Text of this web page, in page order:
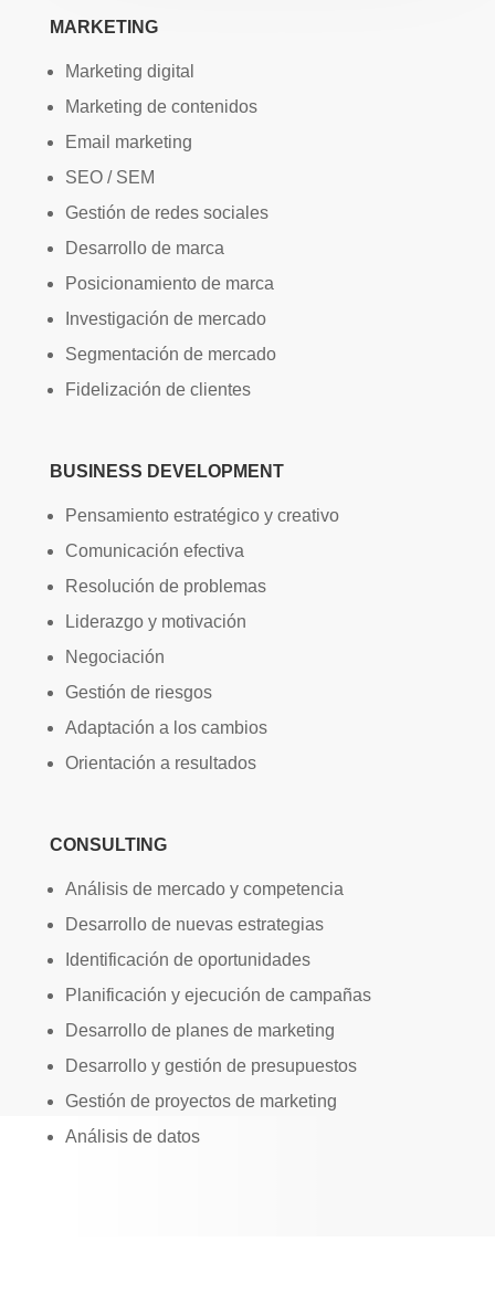
MARKETING
Marketing digital
Marketing de contenidos
Email marketing
SEO / SEM
Gestión de redes sociales
Desarrollo de marca
Posicionamiento de marca
Investigación de mercado
Segmentación de mercado
Fidelización de clientes
BUSINESS DEVELOPMENT
Pensamiento estratégico y creativo
Comunicación efectiva
Resolución de problemas
Liderazgo y motivación
Negociación
Gestión de riesgos
Adaptación a los cambios
Orientación a resultados
CONSULTING
Análisis de mercado y competencia
Desarrollo de nuevas estrategias
Identificación de oportunidades
Planificación y ejecución de campañas
Desarrollo de planes de marketing
Desarrollo y gestión de presupuestos
Gestión de proyectos de marketing
Análisis de datos